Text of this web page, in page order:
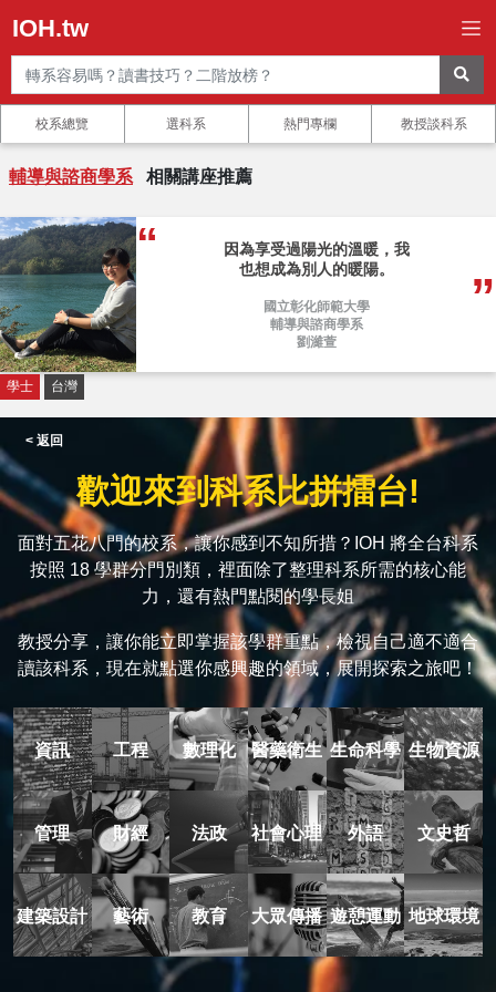
IOH.tw
校系總覽 選科系 熱門專欄 教授談科系
輔導與諮商學系 相關講座推薦
因為享受過陽光的溫暖，我
也想成為別人的暖陽。
國立彰化師範大學
輔導與諮商學系
劉濰萱
學士 台灣
< 返回
歡迎來到科系比拼擂台!
面對五花八門的校系，讓你感到不知所措？IOH 將全台科系
按照 18 學群分門別類，裡面除了整理科系所需的核心能
力，還有熱門點閱的學長姐
教授分享，讓你能立即掌握該學群重點，檢視自己適不適合
讀該科系，現在就點選你感興趣的領域，展開探索之旅吧！
資訊 工程 數理化 醫藥衛生 生命科學 生物資源
管理 財經 法政 社會心理 外語 文史哲
建築設計 藝術 教育 大眾傳播 遊憩運動 地球環境